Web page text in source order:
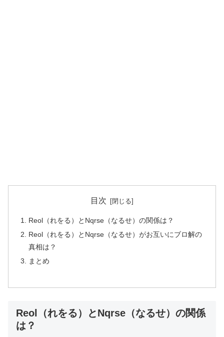
目次
Reol（れをる）とNqrse（なるせ）の関係は？
Reol（れをる）とNqrse（なるせ）がお互いにブロ解の
真相は？
まとめ
Reol（れをる）とNqrse（なるせ）の関係
は？